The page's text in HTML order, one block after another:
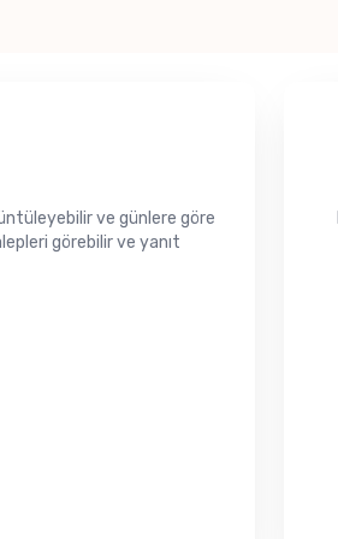
ve günlere göre
görebilir ve yanıt